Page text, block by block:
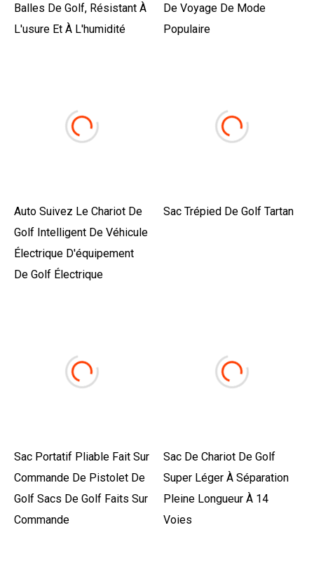
Balles De Golf, Résistant À
L'usure Et À L'humidité
De Voyage De Mode
Populaire
Auto Suivez Le Chariot De
Golf Intelligent De Véhicule
Électrique D'équipement
De Golf Électrique
Sac Trépied De Golf Tartan
Sac Portatif Pliable Fait Sur
Commande De Pistolet De
Golf Sacs De Golf Faits Sur
Commande
Sac De Chariot De Golf
Super Léger À Séparation
Pleine Longueur À 14
Voies